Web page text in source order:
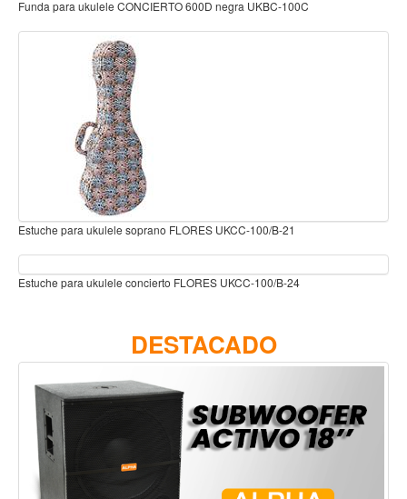
Teclado
Teclado Digital
Piano Digital
Sintetizadores
Controladores
Fundas
Amplificadores
Accesorios
Violin
Contrabajo
Fundas y estuches
Accesorios
Cuerdas
Viento
Funda para Ukulele 20MM almuadada Negra MGU-ACC631
Funda para ukulele soprano 5mm 600D FXV-CUB1/21
Clavijero para ukulele cabeza oval niquel JUEGO 2+2 ALC-
DESTACADO